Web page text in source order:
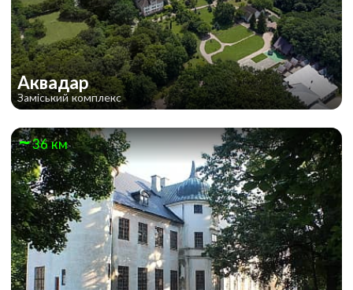
Аквадар
Заміський комплекс
36 км